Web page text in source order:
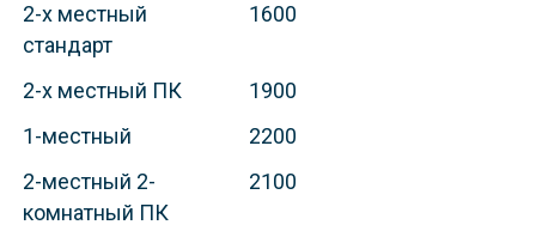
2-х местный
стандарт
1600
2-х местный ПК
1900
1-местный
2200
2-местный 2-
комнатный ПК
2100